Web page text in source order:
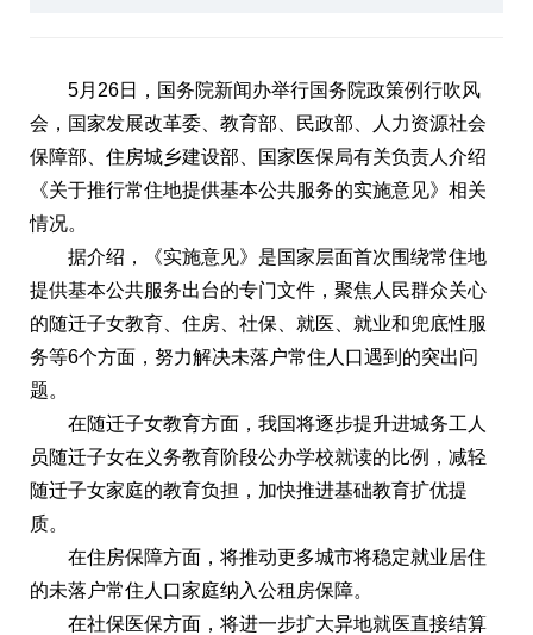
5月26日，国务院新闻办举行国务院政策例行吹风
会，国家发展改革委、教育部、民政部、人力资源社会
保障部、住房城乡建设部、国家医保局有关负责人介绍
《关于推行常住地提供基本公共服务的实施意见》相关
情况。
据介绍，《实施意见》是国家层面首次围绕常住地
提供基本公共服务出台的专门文件，聚焦人民群众关心
的随迁子女教育、住房、社保、就医、就业和兜底性服
务等6个方面，努力解决未落户常住人口遇到的突出问
题。
在随迁子女教育方面，我国将逐步提升进城务工人
员随迁子女在义务教育阶段公办学校就读的比例，减轻
随迁子女家庭的教育负担，加快推进基础教育扩优提
质。
在住房保障方面，将推动更多城市将稳定就业居住
的未落户常住人口家庭纳入公租房保障。
在社保医保方面，将进一步扩大异地就医直接结算